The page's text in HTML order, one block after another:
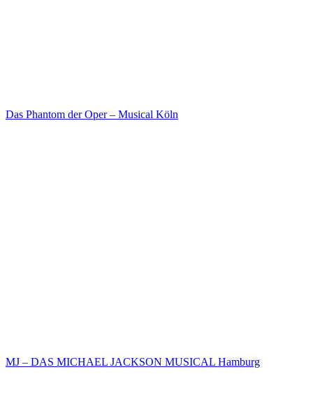
Das Phantom der Oper – Musical Köln
MJ – DAS MICHAEL JACKSON MUSICAL Hamburg